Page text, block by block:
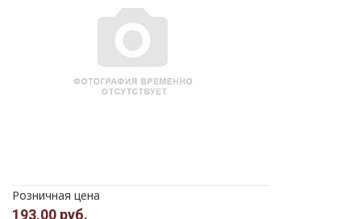
Розничная цена
193,00 руб.